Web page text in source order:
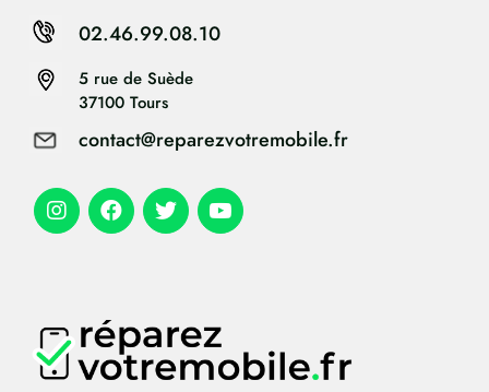
5 rue de Suède
37100 Tours
contact@reparezvotremobile.fr
02.46.99.08.10